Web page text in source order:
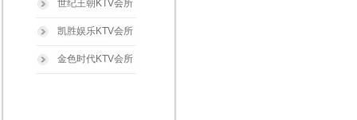
世纪王朝KTV会所
凯胜娱乐KTV会所
金色时代KTV会所